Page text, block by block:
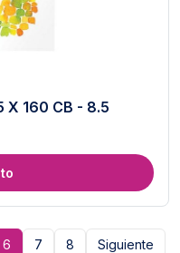
X 160 CB - 8.5
6 7 8 Siguiente